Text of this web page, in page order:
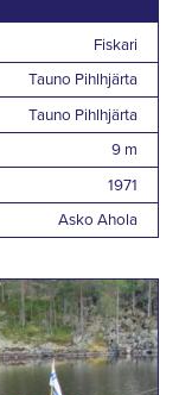
Fiskari
Tauno Pihlhjärta
Tauno Pihlhjärta
9 m
1971
Asko Ahola